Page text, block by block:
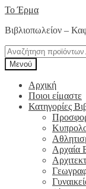
Απευθείας
στην
Μετάβαση
περιεχόμενο
Το Έρμα
Βιβλιοπωλείον –
Αναζήτηση
για:Μενού
Αρχική
Ποιοι είμαστε
Κατηγορίες
Αρχαία